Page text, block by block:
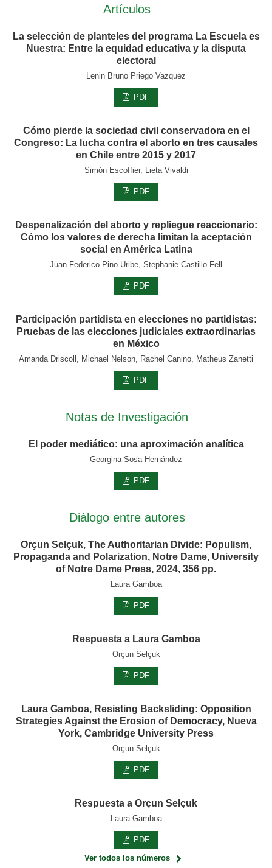
Artículos
La selección de planteles del programa La Escuela es
Nuestra: Entre la equidad educativa y la disputa
electoral
Lenin Bruno Priego Vazquez
PDF
Cómo pierde la sociedad civil conservadora en el
Congreso: La lucha contra el aborto en tres causales
en Chile entre 2015 y 2017
Simón Escoffier, Lieta Vivaldi
PDF
Despenalización del aborto y repliegue reaccionario:
Cómo los valores de derecha limitan la aceptación
social en América Latina
Juan Federico Pino Uribe, Stephanie Castillo Fell
PDF
Participación partidista en elecciones no partidistas:
Pruebas de las elecciones judiciales extraordinarias
en México
Amanda Driscoll, Michael Nelson, Rachel Canino, Matheus Zanetti
PDF
Notas de Investigación
El poder mediático: una aproximación analítica
Georgina Sosa Hernández
PDF
Diálogo entre autores
Orçun Selçuk, The Authoritarian Divide: Populism,
Propaganda and Polarization, Notre Dame, University
of Notre Dame Press, 2024, 356 pp.
Laura Gamboa
PDF
Respuesta a Laura Gamboa
Orçun Selçuk
PDF
Laura Gamboa, Resisting Backsliding: Opposition
Strategies Against the Erosion of Democracy, Nueva
York, Cambridge University Press
Orçun Selçuk
PDF
Respuesta a Orçun Selçuk
Laura Gamboa
PDF
Ver todos los números